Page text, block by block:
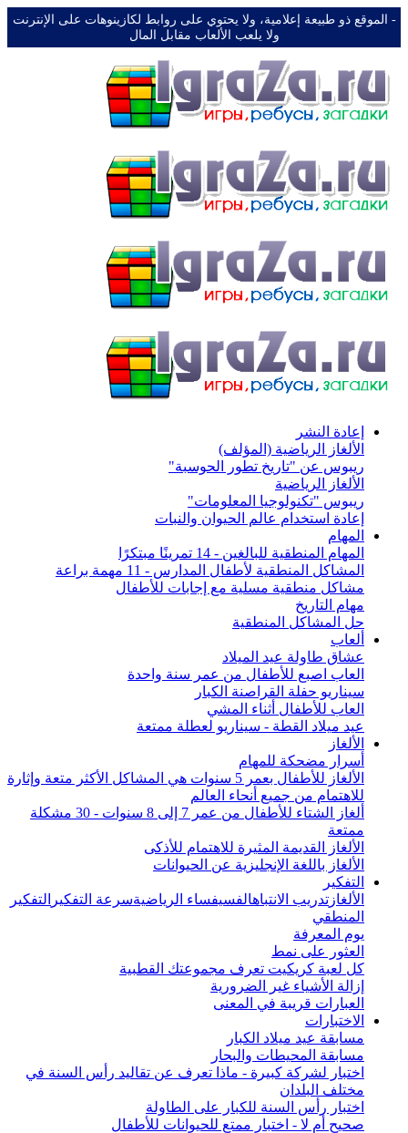
-️ الموقع ذو طبيعة إعلامية، ولا يحتوي على روابط لكازينوهات على الإنترنت
ولا يلعب الألعاب مقابل المال
إعادة النشر
الألغاز الرياضية (المؤلف)
ريبوس عن "تاريخ تطور الحوسبة"
الألغاز الرياضية
ريبوس "تكنولوجيا المعلومات"
إعادة استخدام عالم الحيوان والنبات
المهام
المهام المنطقية للبالغين - 14 تمرينًا مبتكرًا
المشاكل المنطقية لأطفال المدارس - 11 مهمة براعة
مشاكل منطقية مسلية مع إجابات للأطفال
مهام التاريخ
حل المشاكل المنطقية
ألعاب
عشاق طاولة عيد الميلاد
العاب اصبع للأطفال من عمر سنة واحدة
سيناريو حفلة القراصنة الكبار
العاب للأطفال أثناء المشي
عيد ميلاد القطة - سيناريو لعطلة ممتعة
الألغاز
أسرار مضحكة للمهام
الألغاز للأطفال بعمر 5 سنوات هي المشاكل الأكثر متعة وإثارة
للاهتمام من جميع أنحاء العالم
ألغاز الشتاء للأطفال من عمر 7 إلى 8 سنوات - 30 مشكلة
ممتعة
الألغاز القديمة المثيرة للاهتمام للأذكى
الألغاز باللغة الإنجليزية عن الحيوانات
التفكير
الألغاز تدريب الانتباهالفسيفساء الرياضيةسرعة التفكير التفكير
المنطقي
يوم المعرفة
العثور على نمط
كل لعبة كريكيت تعرف مجموعتك القطبية
إزالة الأشياء غير الضرورية
العبارات قريبة في المعنى
الاختبارات
مسابقة عيد ميلاد الكبار
مسابقة المحيطات والبحار
اختبار لشركة كبيرة - ماذا تعرف عن تقاليد رأس السنة في
مختلف البلدان
اختبار رأس السنة للكبار على الطاولة
صحيح أم لا - اختبار ممتع للحيوانات للأطفال